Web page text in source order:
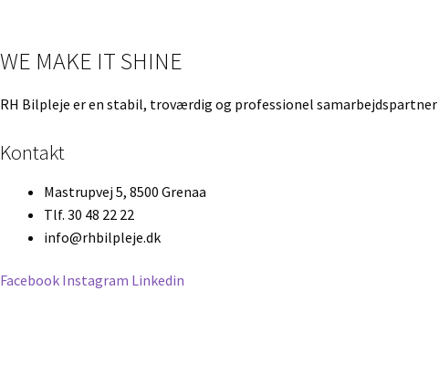
WE MAKE IT SHINE
RH Bilpleje er en stabil, troværdig og professionel samarbejdspartner
Kontakt
Mastrupvej 5, 8500 Grenaa
Tlf. 30 48 22 22
info@rhbilpleje.dk
Facebook Instagram Linkedin